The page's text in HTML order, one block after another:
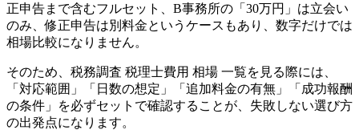
正申告まで含むフルセット、B事務所の「30万円」は立会い
のみ、修正申告は別料金というケースもあり、数字だけでは
相場比較になりません。
そのため、税務調査 税理士費用 相場 一覧を見る際には、
「対応範囲」「日数の想定」「追加料金の有無」「成功報酬
の条件」を必ずセットで確認することが、失敗しない選び方
の出発点になります。